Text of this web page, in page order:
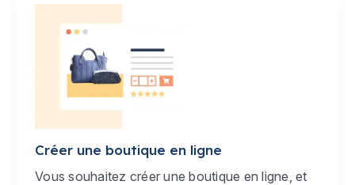
Créer une boutique en ligne
Vous souhaitez créer une boutique en ligne, et